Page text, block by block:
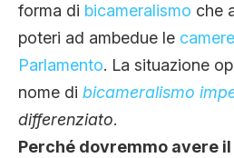
forma di bicameralismo che
poteri ad ambedue le camere
Parlamento. La situazione
nome di bicameralismo
differenziato.
Perché dovremmo avere il